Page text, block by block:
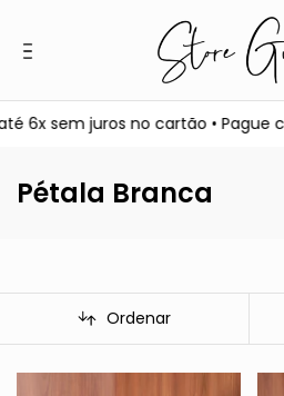
sem juros no cartão • Pague
Pétala Branca
Ordenar